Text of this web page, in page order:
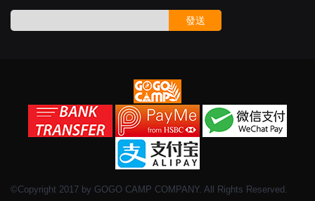
發送
©Copyright 2017 by GOGO CAMP COMPANY. All Rights Reserved.